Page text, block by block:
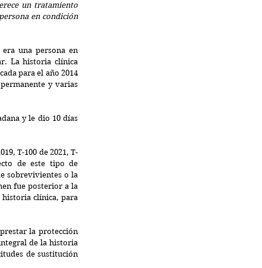
un tratamiento
en condición
una persona en
La historia clínica
para el año 2014
y varias
y le dio 10 días
T-100 de 2021, T-
de este tipo de
sobrevivientes o la
fue posterior a la
prestar la protección
de la historia
de sustitución